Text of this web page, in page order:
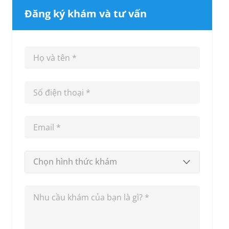
Đăng ký khám và tư vấn
Chọn hình thức khám